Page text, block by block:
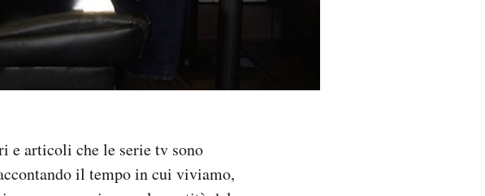
e articoli che le serie tv sono
il tempo in cui viviamo,